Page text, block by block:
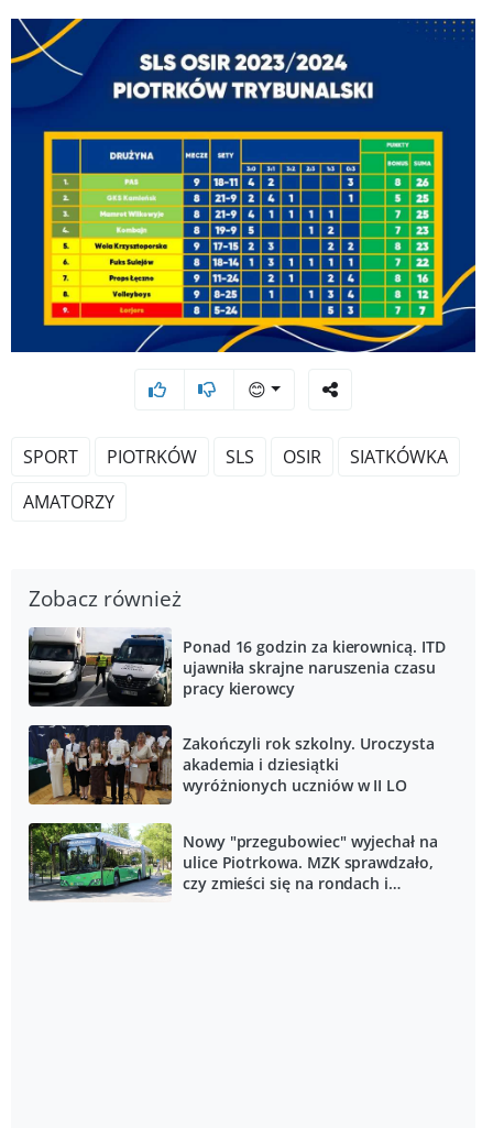
😊
SPORT PIOTRKÓW SLS OSIR
SIATKÓWKA
AMATORZY
Zobacz również
Ponad 16 godzin za kierownicą. ITD
ujawniła skrajne naruszenia czasu
pracy kierowcy
Zakończyli rok szkolny. Uroczysta
akademia i dziesiątki
wyróżnionych uczniów w II LO
Nowy "przegubowiec" wyjechał na
ulice Piotrkowa. MZK sprawdzało,
czy zmieści się na rondach i